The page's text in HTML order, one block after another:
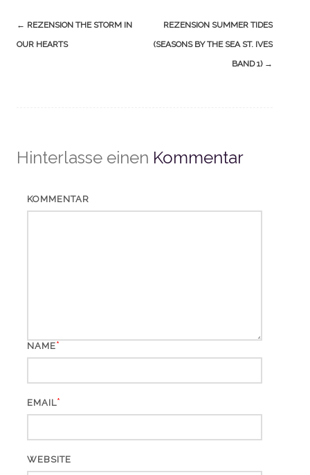
Navigation
(Beiträge)
← REZENSION THE STORM IN
OUR HEARTS
REZENSION SUMMER TIDES
(SEASONS BY THE SEA ST. IVES
BAND 1) →
Hinterlasse einen Kommentar
KOMMENTAR
NAME*
EMAIL*
WEBSITE